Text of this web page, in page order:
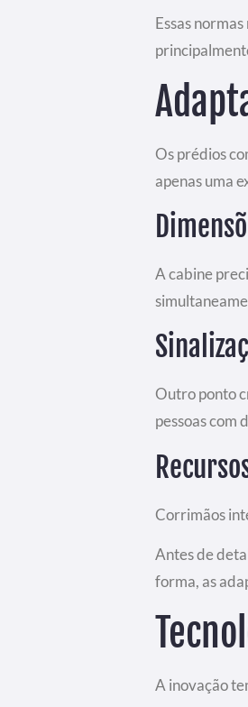
Essas
Os prédios
apenas uma
A cabine
Outro ponto
pessoas com
Corrimãos
Antes de
forma, as
A inovação